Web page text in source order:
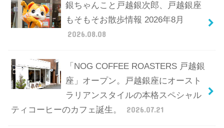
銀ちゃんこと戸越銀次郎、戸越銀座
もそもそお散歩情報 2026年8月
2026.08.08
「NOG COFFEE ROASTERS 戸越銀
座」オープン。戸越銀座にオースト
ラリアンスタイルの本格スペシャル
ティコーヒーのカフェ誕生。
2026.07.21